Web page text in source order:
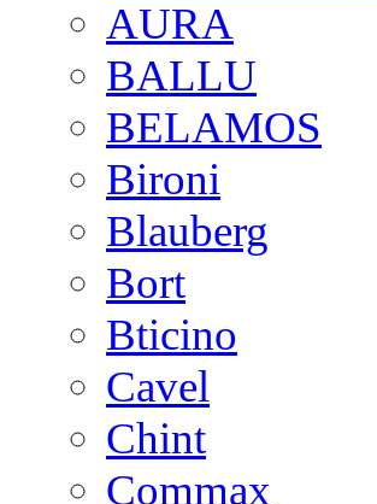
AURA
BALLU
BELAMOS
Bironi
Blauberg
Bort
Bticino
Cavel
Chint
Commax